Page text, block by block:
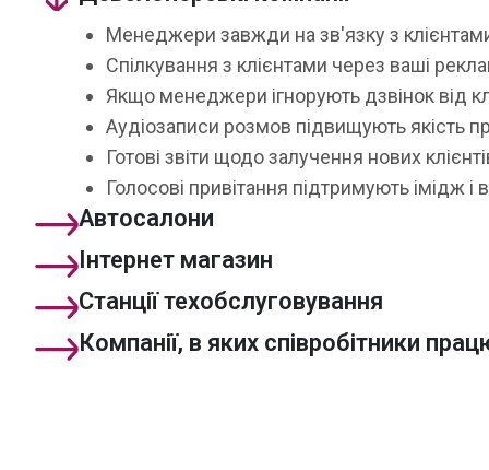
Менеджери завжди на зв'язку з клієнтами
Спілкування з клієнтами через ваші
Якщо менеджери ігнорують дзвінок від
Аудіозаписи розмов підвищують якість
Готові звіти щодо залучення нових
Голосові привітання підтримують імідж і
Автосалони
Інтернет магазин
Станції техобслуговування
Компанії, в яких співробітники